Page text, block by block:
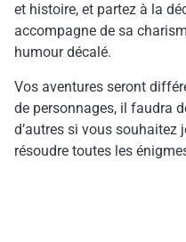
et histoire, et partez à la
accompagne de sa
humour décalé.
Vos aventures seront
de personnages, il faudra
d’autres si vous souhaitez
résoudre toutes les